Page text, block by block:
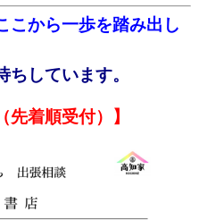
こから一歩を踏み出し
しています。
先着順受付）】